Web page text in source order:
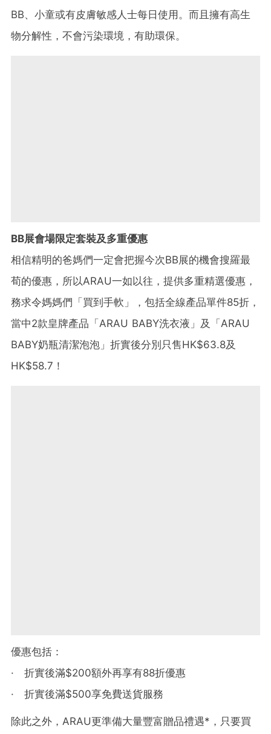
BB、小童或有皮膚敏感人士每日使用。而且擁有高生
物分解性，不會污染環境，有助環保。
BB展會場限定套裝及多重優惠
相信精明的爸媽們一定會把握今次BB展的機會搜羅最
荀的優惠，所以ARAU一如以往，提供多重精選優惠，
務求令媽媽們「買到手軟」，包括全線產品單件85折，
當中2款皇牌產品「ARAU BABY洗衣液」及「ARAU
BABY奶瓶清潔泡泡」折實後分別只售HK$63.8及
HK$58.7！
優惠包括：
· 折實後滿$200額外再享有88折優惠
· 折實後滿$500享免費送貨服務
除此之外，ARAU更準備大量豐富贈品禮遇*，只要買